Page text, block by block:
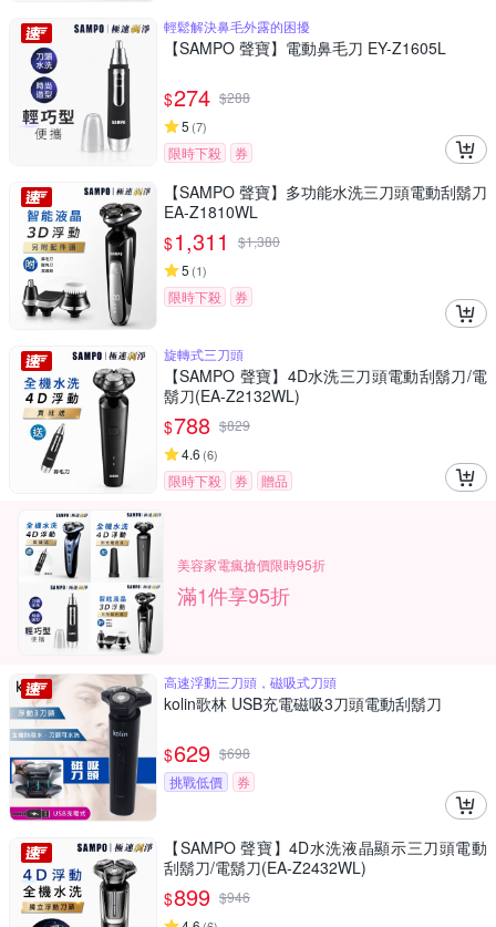
輕鬆解決鼻毛外露的困擾
【SAMPO 聲寶】電動鼻毛刀 EY-Z1605L
$274 $288
5 (7)
限時下殺 券
【SAMPO 聲寶】多功能水洗三刀頭電動刮鬍刀
EA-Z1810WL
$1,311 $1,380
5 (1)
限時下殺 券
旋轉式三刀頭
【SAMPO 聲寶】4D水洗三刀頭電動刮鬍刀/電
鬍刀(EA-Z2132WL)
$788 $829
4.6 (6)
限時下殺 券 贈品
美容家電瘋搶價限時95折
滿1件享95折
高速浮動三刀頭，磁吸式刀頭
kolin歌林 USB充電磁吸3刀頭電動刮鬍刀
$629 $698
挑戰低價
券
【SAMPO 聲寶】4D水洗液晶顯示三刀頭電動
刮鬍刀/電鬍刀(EA-Z2432WL)
$899 $946